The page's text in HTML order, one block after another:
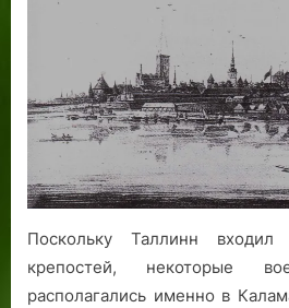
Поскольку Таллинн
крепостей, некоторые
располагались именно в